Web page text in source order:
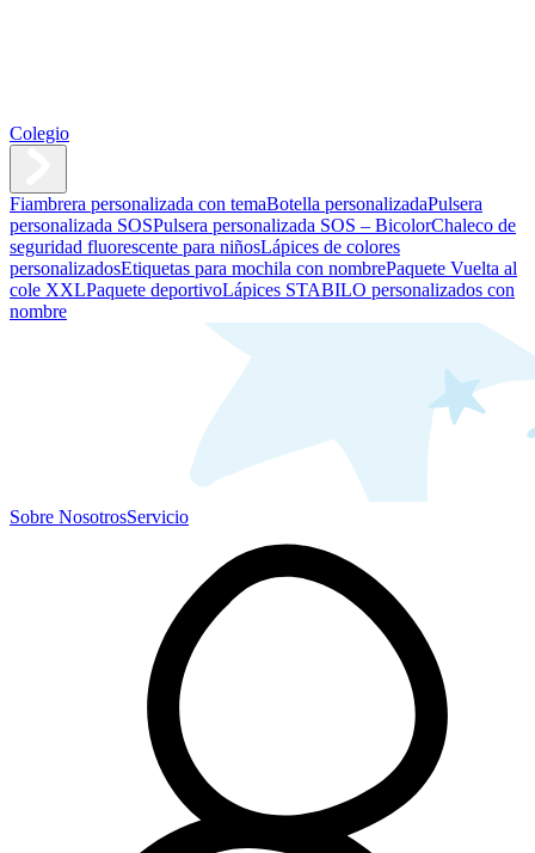
Colegio
Fiambrera personalizada con temaBotella personalizadaPulsera
personalizada SOSPulsera personalizada SOS – BicolorChaleco de
seguridad fluorescente para niñosLápices de colores
personalizadosEtiquetas para mochila con nombrePaquete Vuelta al
cole XXLPaquete deportivoLápices STABILO personalizados con
nombre
Sobre NosotrosServicio